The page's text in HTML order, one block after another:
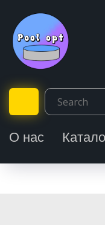
О нас